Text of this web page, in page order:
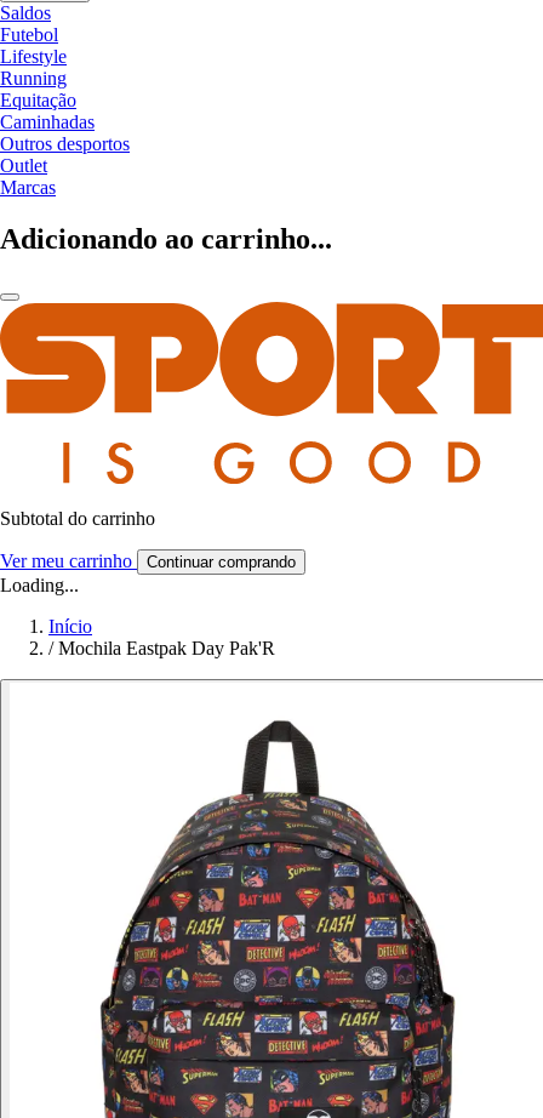
Saldos
Futebol
Lifestyle
Running
Equitação
Caminhadas
Outros desportos
Outlet
Marcas
Adicionando ao carrinho...
Subtotal do carrinho
Ver meu carrinho Continuar comprando
Loading...
Início
/ Mochila Eastpak Day Pak'R